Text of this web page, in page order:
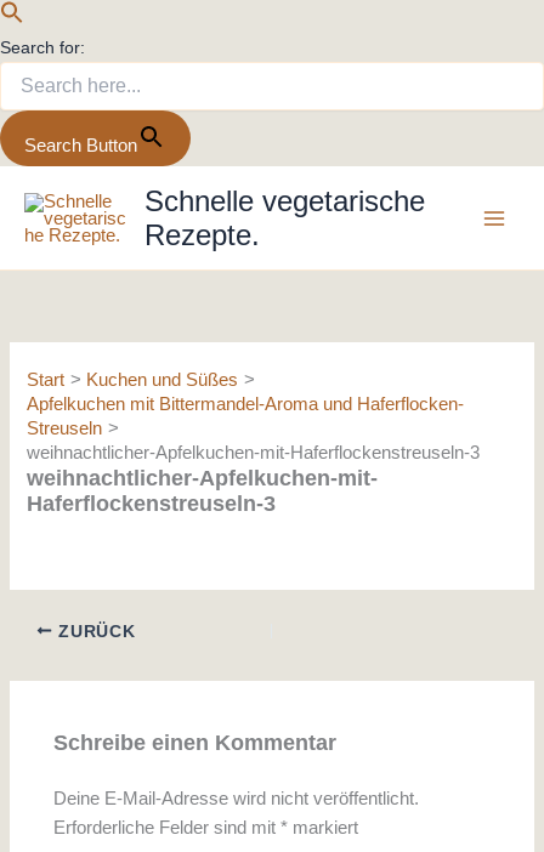
Search for:
Search Button
Inhalt
springen
Schnelle vegetarische
Rezepte.
Start
Kuchen und Süßes
Apfelkuchen mit Bittermandel-Aroma und Haferflocken-
Streuseln
weihnachtlicher-Apfelkuchen-mit-Haferflockenstreuseln-3
weihnachtlicher-Apfelkuchen-mit-
Haferflockenstreuseln-3
ZURÜCK
Schreibe einen Kommentar
Deine E-Mail-Adresse wird nicht veröffentlicht.
Erforderliche Felder sind mit* markiert